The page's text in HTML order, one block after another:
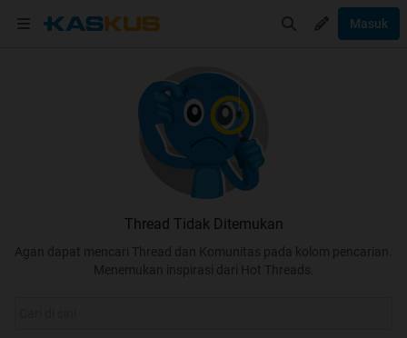
Masuk
Thread Tidak Ditemukan
Agan dapat mencari Thread dan Komunitas pada kolom pencarian.
Menemukan inspirasi dari Hot Threads.